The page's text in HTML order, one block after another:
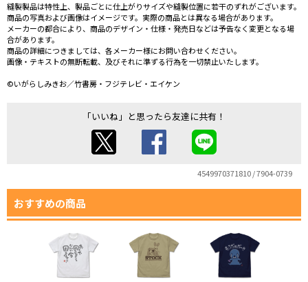
縫製製品は特性上、製品ごとに仕上がりサイズや縫製位置に若干のずれがございます。
商品の写真および画像はイメージです。実際の商品とは異なる場合があります。
メーカーの都合により、商品のデザイン・仕様・発売日などは予告なく変更となる場
合があります。
商品の詳細につきましては、各メーカー様にお問い合わせください。
画像・テキストの無断転載、及びそれに準ずる行為を一切禁止いたします。
©いがらしみきお／竹書房・フジテレビ・エイケン
「いいね」と思ったら友達に共有！
4549970371810 / 7904-0739
おすすめの商品